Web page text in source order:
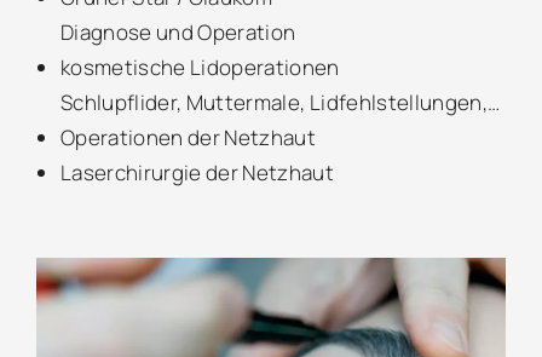
Diagnose und Operation
kosmetische Lidoperationen
Schlupflider, Muttermale, Lidfehlstellungen,…
Operationen der Netzhaut
Laserchirurgie der Netzhaut